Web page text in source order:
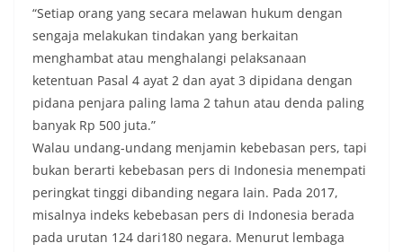
“Setiap orang yang secara melawan hukum dengan
sengaja melakukan tindakan yang berkaitan
menghambat atau menghalangi pelaksanaan
ketentuan Pasal 4 ayat 2 dan ayat 3 dipidana dengan
pidana penjara paling lama 2 tahun atau denda paling
banyak Rp 500 juta.”
Walau undang-undang menjamin kebebasan pers, tapi
bukan berarti kebebasan pers di Indonesia menempati
peringkat tinggi dibanding negara lain. Pada 2017,
misalnya indeks kebebasan pers di Indonesia berada
pada urutan 124 dari180 negara. Menurut lembaga